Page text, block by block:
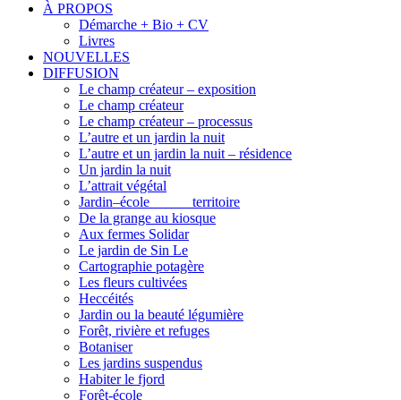
À PROPOS
Démarche + Bio + CV
Livres
NOUVELLES
DIFFUSION
Le champ créateur – exposition
Le champ créateur
Le champ créateur – processus
L’autre et un jardin la nuit
L’autre et un jardin la nuit – résidence
Un jardin la nuit
L’attrait végétal
Jardin–école______territoire
De la grange au kiosque
Aux fermes Solidar
Le jardin de Sin Le
Cartographie potagère
Les fleurs cultivées
Heccéités
Jardin ou la beauté légumière
Forêt, rivière et refuges
Botaniser
Les jardins suspendus
Habiter le fjord
Forêt-école